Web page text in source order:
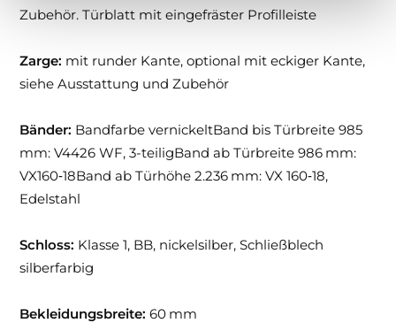
Zubehör. Türblatt mit eingefräster Profilleiste
Zarge: mit runder Kante, optional mit eckiger Kante,
siehe Ausstattung und Zubehör
Bänder: Bandfarbe vernickeltBand bis Türbreite 985
mm: V4426 WF, 3-teiligBand ab Türbreite 986 mm:
VX160‑18Band ab Türhöhe 2.236 mm: VX 160‑18,
Edelstahl
Schloss: Klasse 1, BB, nickelsilber, Schließblech
silberfarbig
Bekleidungsbreite:60 mm